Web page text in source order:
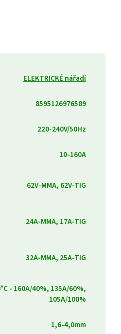
ELEKTRICKÉ nářadí
8595126976589
220-240V/50Hz
10-160A
62V-MMA, 62V-TIG
24A-MMA, 17A-TIG
32A-MMA, 25A-TIG
- 160A/40%, 135A/60%,
105A/100%
1,6-4,0mm